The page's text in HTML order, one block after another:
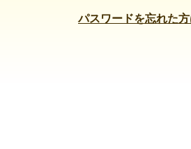
パスワードを忘れた